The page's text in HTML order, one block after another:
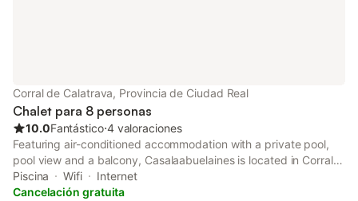
Corral de Calatrava, Provincia de Ciudad Real
Chalet para 8 personas
10.0Fantástico⋅4 valoraciones
Featuring air-conditioned accommodation with a private pool,
pool view and a balcony, Casalaabuelaines is located in Corral
de Calatrava.
Piscina Wifi
Internet
Cancelación gratuita